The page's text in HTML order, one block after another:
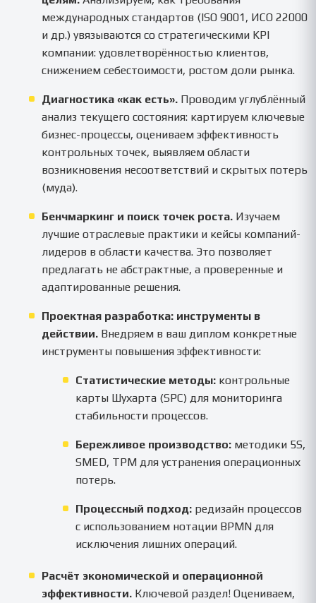
международных стандартов (ISO 9001, ИСО 22000
и др.) увязываются со стратегическими KPI
компании: удовлетворённостью клиентов,
снижением себестоимости, ростом доли рынка.
Диагностика «как есть». Проводим углублённый
анализ текущего состояния: картируем ключевые
бизнес-процессы, оцениваем эффективность
контрольных точек, выявляем области
возникновения несоответствий и скрытых потерь
(муда).
Бенчмаркинг и поиск точек роста. Изучаем
лучшие отраслевые практики и кейсы компаний-
лидеров в области качества. Это позволяет
предлагать не абстрактные, а проверенные и
адаптированные решения.
Проектная разработка: инструменты в
действии. Внедряем в ваш диплом конкретные
инструменты повышения эффективности:
Статистические методы: контрольные
карты Шухарта (SPC) для мониторинга
стабильности процессов.
Бережливое производство: методики 5S,
SMED, TPM для устранения операционных
потерь.
Процессный подход: редизайн процессов
с использованием нотации BPMN для
исключения лишних операций.
Расчёт экономической и операционной
эффективности. Ключевой раздел! Оцениваем,